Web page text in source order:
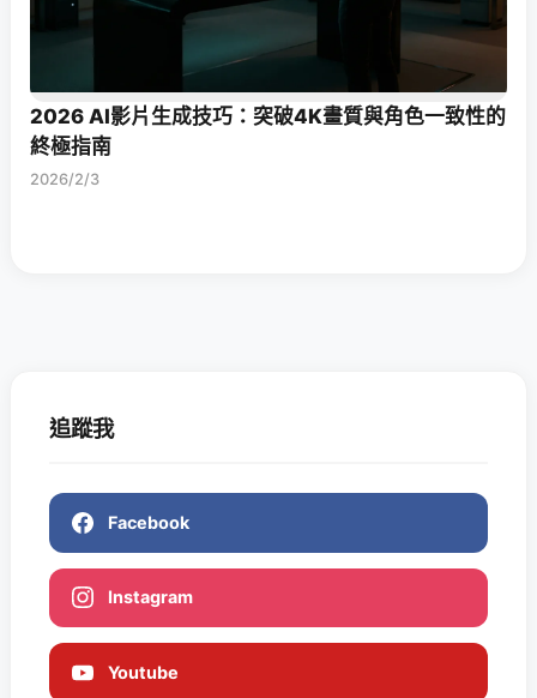
2026 AI影片生成技巧：突破4K畫質與角色一致性的
終極指南
2026/2/3
追蹤我
Facebook
Instagram
Youtube